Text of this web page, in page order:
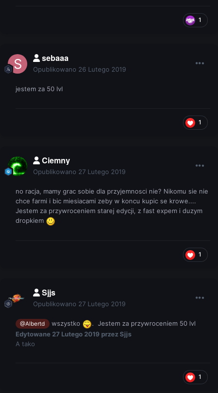
1
sebaaa
Opublikowano 26 Lutego 2019
jestem za 50 lvl
1
Ciemny
Opublikowano 27 Lutego 2019
no racja, mamy grac sobie dla przyjemnosci nie? Nikomu sie nie
chce farmi i bic miesiacami zeby w koncu kupic se krowe....
Jestem za przywroceniem starej edycji, z fast expem i duzym
dropkiem
1
Sjjs
Opublikowano 27 Lutego 2019
@Albertd wszystko
. Jestem za przywroceniem 50 lvl
Edytowane 27 Lutego 2019 przez Sjjs
A tako
1